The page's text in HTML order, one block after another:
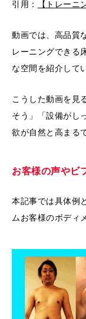
引用： 【トレー
動画では、高品質
レーニングできる
な空間を紹介して
こうした動画を見
そう」「設備がし
欲が自然と高まる
お客様の声やビ
本記事では具体例
ムお客様のボディ